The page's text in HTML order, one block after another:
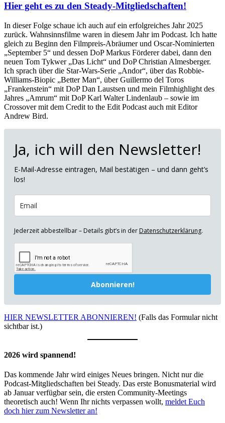
Hier geht es zu den Steady-Mitgliedschaften!
In dieser Folge schaue ich auch auf ein erfolgreiches Jahr 2025
zurück. Wahnsinnsfilme waren in diesem Jahr im Podcast. Ich hatte
gleich zu Beginn den Filmpreis-Abräumer und Oscar-Nominierten
„September 5“ und dessen DoP Markus Förderer dabei, dann den
neuen Tom Tykwer „Das Licht“ und DoP Christian Almesberger.
Ich sprach über die Star-Wars-Serie „Andor“, über das Robbie-
Williams-Biopic „Better Man“, über Guillermo del Toros
„Frankenstein“ mit DoP Dan Laustsen und mein Filmhighlight des
Jahres „Amrum“ mit DoP Karl Walter Lindenlaub – sowie im
Crossover mit dem Credit to the Edit Podcast auch mit Editor
Andrew Bird.
Ja, ich will den Newsletter!
E-Mail-Adresse eintragen, Mail bestätigen – und dann geht’s
los!
Jederzeit abbestellbar – Details gibt’s in der Datenschutzerklärung.
Abonnieren!
HIER NEWSLETTER ABONNIEREN! (Falls das Formular nicht
sichtbar ist.)
2026 wird spannend!
Das kommende Jahr wird einiges Neues bringen. Nicht nur die
Podcast-Mitgliedschaften bei Steady. Das erste Bonusmaterial wird
ab Januar verfügbar sein, die ersten Community-Meetings
theoretisch auch! Wenn Ihr nichts verpassen wollt, meldet Euch
doch hier zum Newsletter an!